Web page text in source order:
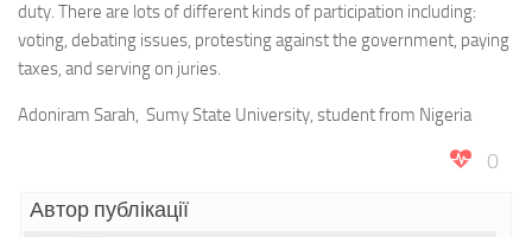
duty. There are lots of different kinds of participation including:
voting, debating issues, protesting against the government, paying
taxes, and serving on juries.
Adoniram Sarah, Sumy State University, student from Nigeria
0
Автор публікації